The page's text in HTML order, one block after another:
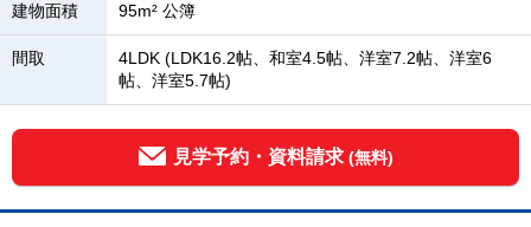
建物面積 95m² 公簿
間取
4LDK (LDK16.2帖、和室4.5帖、洋室7.2帖、洋室6
帖、洋室5.7帖)
見学予約・資料請求 (無料)